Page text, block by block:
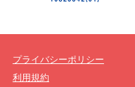
プライバシーポリシー
利用規約